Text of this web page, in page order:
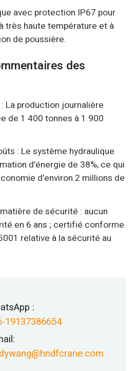
avec protection IP67 pour
très haute température et à
de poussière.
des
La production journalière
de 1 400 tonnes à 1 900
: Le système hydraulique
d’énergie de 38%, ce qui
d’environ 2 millions de
de sécurité : aucun
en 6 ans ; certifié conforme
relative à la sécurité au
:
19137386654